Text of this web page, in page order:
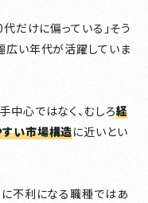
だけに偏っている」そう
広い年代が活躍していま
心ではなく、むしろ経
い市場構造に近いとい
に不利になる職種ではあ